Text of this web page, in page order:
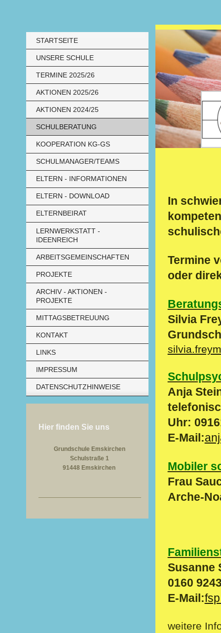
In
Termine
oder
Silvia
Anja
Uhr:
E-Mail:
Mobiler
Frau
Arche-
Susanne
0160
E-Mail:
weitere
STARTSEITE
UNSERE SCHULE
TERMINE 2025/26
AKTIONEN 2025/26
AKTIONEN 2024/25
SCHULBERATUNG
KOOPERATION KG-GS
SCHULMANAGER/TEAMS
ELTERN - INFORMATIONEN
ELTERN - DOWNLOAD
ELTERNBEIRAT
LERNWERKSTATT -
IDEENREICH
ARBEITSGEMEINSCHAFTEN
PROJEKTE
ARCHIV - AKTIONEN -
PROJEKTE
MITTAGSBETREUUNG
KONTAKT
LINKS
IMPRESSUM
DATENSCHUTZHINWEISE
Hier finden Sie uns
Grundschule Emskirchen
Schulstraße 1
91448 Emskirchen